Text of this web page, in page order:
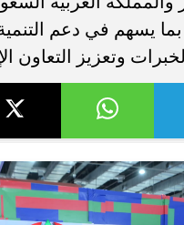
بما يسهم في دعم
وتعزيز التعاون